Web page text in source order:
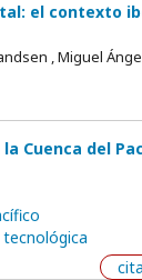
el contexto
, Miguel
Cuenca del